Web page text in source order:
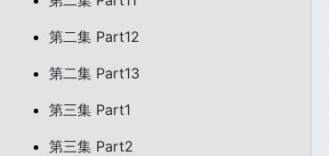
第二集 Part12
第二集 Part13
第三集 Part1
第三集 Part2